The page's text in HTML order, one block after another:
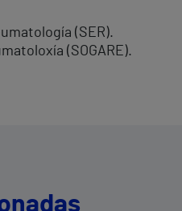
(SER).
(SOGARE).